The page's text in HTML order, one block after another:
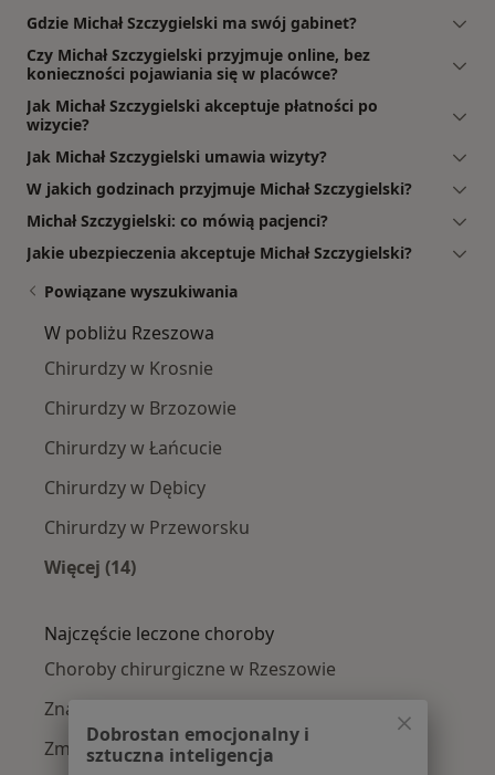
Gdzie Michał Szczygielski ma swój gabinet?
Czy Michał Szczygielski przyjmuje online, bez
konieczności pojawiania się w placówce?
Jak Michał Szczygielski akceptuje płatności po
wizycie?
Jak Michał Szczygielski umawia wizyty?
W jakich godzinach przyjmuje Michał Szczygielski?
Michał Szczygielski: co mówią pacjenci?
Jakie ubezpieczenia akceptuje Michał Szczygielski?
Powiązane wyszukiwania
W pobliżu Rzeszowa
Chirurdzy w Krosnie
Chirurdzy w Brzozowie
Chirurdzy w Łańcucie
Chirurdzy w Dębicy
Chirurdzy w Przeworsku
Więcej (14)
Najczęście leczone choroby
Choroby chirurgiczne w Rzeszowie
Znamiona w Rzeszowie
Zmiany skórne w Rzeszowie
Dobrostan emocjonalny i
sztuczna inteligencja